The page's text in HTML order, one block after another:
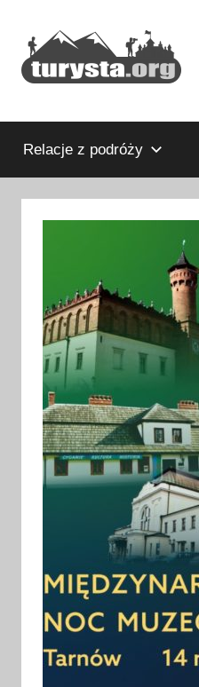
treści
Turysta.org
blog
podróżniczy
turystyczny
Relacje z podróży